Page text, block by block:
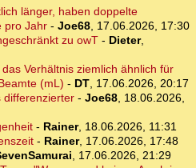
länger, haben doppelte
pro Jahr - Joe68, 17.06.2026, 17:30
zu owT- Dieter,
Verhältnis ziemlich ähnlich für
(mL) - DT, 17.06.2026, 20:17
differenzierter- Joe68, 18.06.2026,
- Rainer, 18.06.2026, 11:31
- Rainer, 17.06.2026, 17:48
, 17.06.2026, 21:29